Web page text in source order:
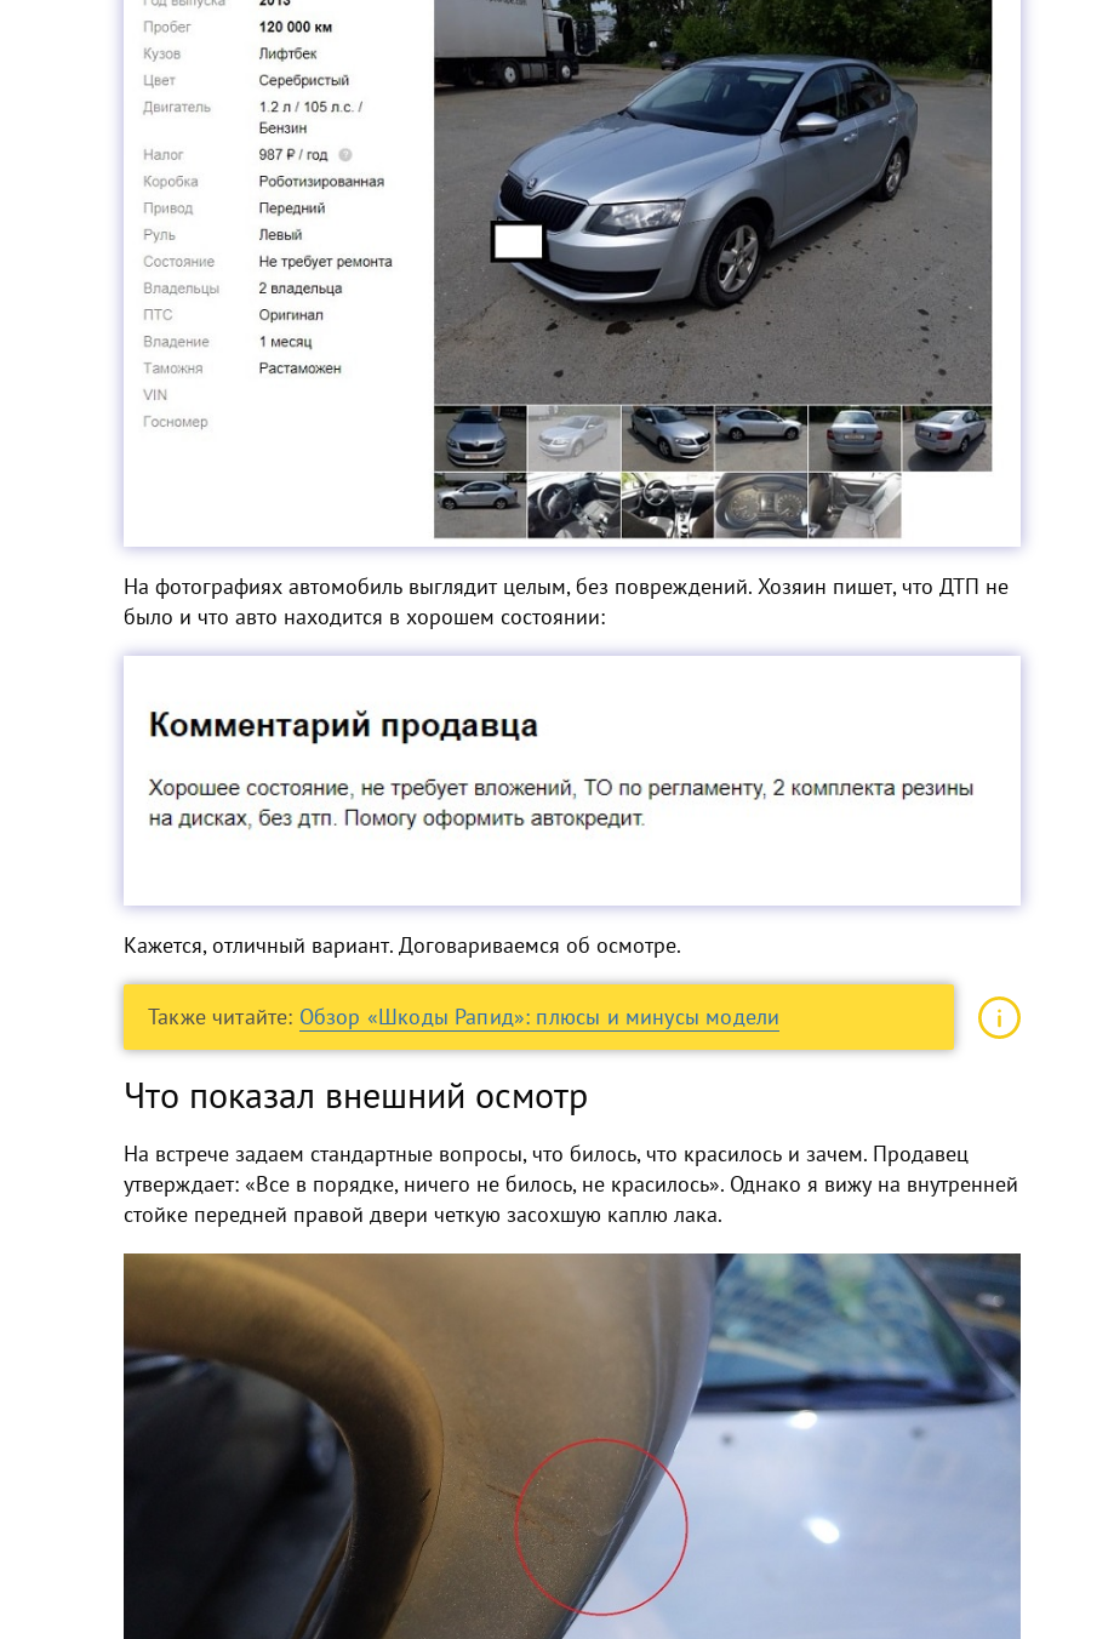
На фотографиях автомобиль выглядит целым, без повреждений. Хозяин пишет, что ДТП не
было и что авто находится в хорошем состоянии:
Кажется, отличный вариант. Договариваемся об осмотре.
Также читайте: Обзор «Шкоды Рапид»: плюсы и минусы модели
Что показал внешний осмотр
На встрече задаем стандартные вопросы, что билось, что красилось и зачем. Продавец
утверждает: «Все в порядке, ничего не билось, не красилось». Однако я вижу на внутренней
стойке передней правой двери четкую засохшую каплю лака.